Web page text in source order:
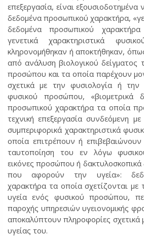
επεξεργασία, είναι εξουσιοδοτημένα
δεδομένα προσωπικού χαρακτήρα,
δεδομένα προσωπικού
γενετικά χαρακτηριστικά
κληρονομήθηκαν ή αποκτήθηκαν,
από ανάλυση βιολογικού
προσώπου και τα οποία παρέχουν
σχετικά με την φυσιολογία ή
φυσικού προσώπου, «βιομετρικά
προσωπικού χαρακτήρα τα οποία
τεχνική επεξεργασία συνδεόμενη
συμπεριφορικά χαρακτηριστικά
οποία επιτρέπουν ή
ταυτοποίηση του εν λόγω
εικόνες προσώπου ή
που αφορούν την υγεία»:
χαρακτήρα τα οποία σχετίζονται με
υγεία ενός φυσικού προσώπου,
παροχής υπηρεσιών υγειονομικής
αποκαλύπτουν πληροφορίες σχετικά
υγείας του.